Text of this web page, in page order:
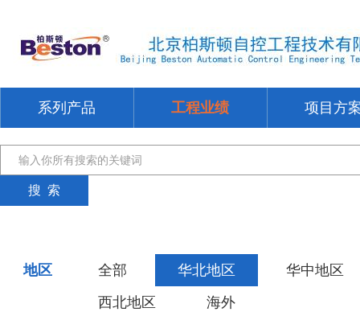
系列产品 工程业绩 项目方
地区 全部 华北地区
华中地区
西北地区
海外